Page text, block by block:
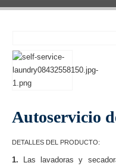
Autoservicio
DETALLES DEL PRODUCTO:
1. Las lavadoras y